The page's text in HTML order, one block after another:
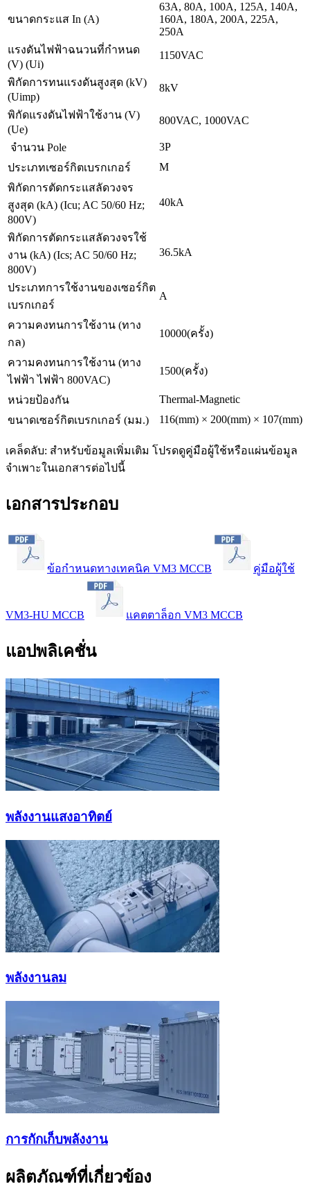
ขนาดกระแส In (A)
63A, 80A, 100A, 125A, 140A,
160A, 180A, 200A, 225A,
250A
แรงดันไฟฟ้าฉนวนที่กำหนด
(V) (Ui)
1150VAC
พิกัดการทนแรงดันสูงสุด (kV)
(Uimp)
8kV
พิกัดแรงดันไฟฟ้าใช้งาน (V)
(Ue)
800VAC, 1000VAC
จำนวน Pole
3P
ประเภทเซอร์กิตเบรกเกอร์
M
พิกัดการตัดกระแสลัดวงจร
สูงสุด (kA) (Icu; AC 50/60 Hz;
800V)
40kA
พิกัดการตัดกระแสลัดวงจรใช้
งาน (kA) (Ics; AC 50/60 Hz;
800V)
36.5kA
ประเภทการใช้งานของเซอร์กิต
เบรกเกอร์
A
ความคงทนการใช้งาน (ทาง
กล)
10000(ครั้ง)
ความคงทนการใช้งาน (ทาง
ไฟฟ้า ไฟฟ้า 800VAC)
1500(ครั้ง)
หน่วยป้องกัน
Thermal-Magnetic
ขนาดเซอร์กิตเบรกเกอร์ (มม.)
116(mm) × 200(mm) × 107(mm)
เคล็ดลับ: สำหรับข้อมูลเพิ่มเติม โปรดดูคู่มือผู้ใช้หรือแผ่นข้อมูล
จำเพาะในเอกสารต่อไปนี้
เอกสารประกอบ
ข้อกำหนดทางเทคนิค VM3 MCCB คู่มือผู้ใช้
VM3-HU MCCB แคตตาล็อก VM3 MCCB
แอปพลิเคชั่น
พลังงานแสงอาทิตย์
พลังงานลม
การกักเก็บพลังงาน
ผลิตภัณฑ์ที่เกี่ยวข้อง